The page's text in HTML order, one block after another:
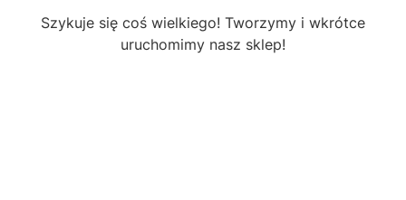
Szykuje się coś wielkiego! Tworzymy i wkrótce
uruchomimy nasz sklep!